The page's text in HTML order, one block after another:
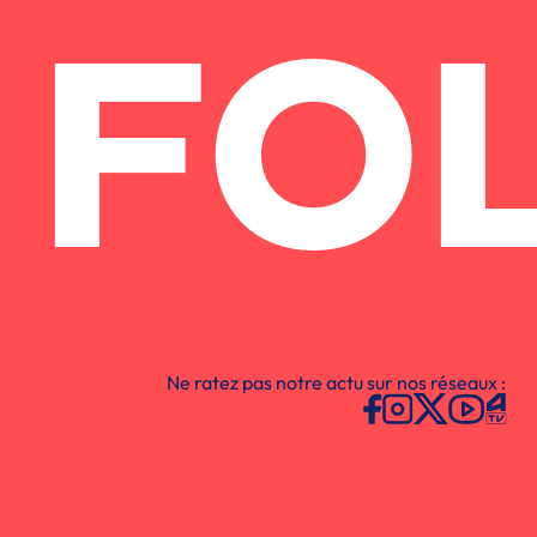
Ne ratez pas notre actu sur nos réseaux :